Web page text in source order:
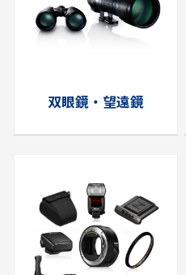
双眼鏡・望遠鏡